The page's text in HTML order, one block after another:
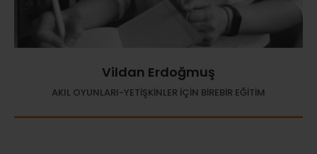
Vildan Erdoğmuş
AKIL OYUNLARI-YETİŞKİNLER İÇİN BİREBİR EĞİTİM